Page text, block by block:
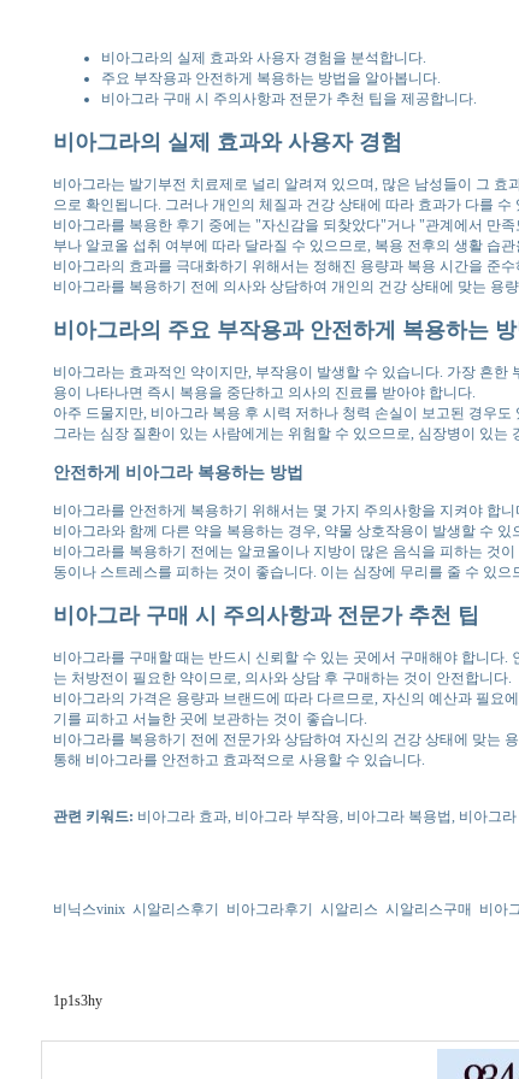
비아그라의 실제 효과와 사용자 경험을 분석합니다.
주요 부작용과 안전하게 복용하는 방법을 알아봅니다.
비아그라 구매 시 주의사항과 전문가 추천 팁을 제공합니다.
비아그라의 실제 효과와 사용자 경험
비아그라는 발기부전 치료제로 널리 알려져 있으며, 많은 남성들이 그
으로 확인됩니다. 그러나 개인의 체질과 건강 상태에 따라 효과가 다를
비아그라를 복용한 후기 중에는 "자신감을 되찾았다"거나 "관계에서 만
부나 알코올 섭취 여부에 따라 달라질 수 있으므로, 복용 전후의 생활 습
비아그라의 효과를 극대화하기 위해서는 정해진 용량과 복용 시간을 준
비아그라를 복용하기 전에 의사와 상담하여 개인의 건강 상태에 맞는 용
비아그라의 주요 부작용과 안전하게 복용하는 방
비아그라는 효과적인 약이지만, 부작용이 발생할 수 있습니다. 가장 흔
용이 나타나면 즉시 복용을 중단하고 의사의 진료를 받아야 합니다.
아주 드물지만, 비아그라 복용 후 시력 저하나 청력 손실이 보고된 경우
그라는 심장 질환이 있는 사람에게는 위험할 수 있으므로, 심장병이 있는
안전하게 비아그라 복용하는 방법
비아그라를 안전하게 복용하기 위해서는 몇 가지 주의사항을 지켜야 합
비아그라와 함께 다른 약을 복용하는 경우, 약물 상호작용이 발생할 수
비아그라를 복용하기 전에는 알코올이나 지방이 많은 음식을 피하는 것
동이나 스트레스를 피하는 것이 좋습니다. 이는 심장에 무리를 줄 수 있
비아그라 구매 시 주의사항과 전문가 추천 팁
비아그라를 구매할 때는 반드시 신뢰할 수 있는 곳에서 구매해야 합니다
는 처방전이 필요한 약이므로, 의사와 상담 후 구매하는 것이 안전합니다.
비아그라의 가격은 용량과 브랜드에 따라 다르므로, 자신의 예산과 필요
기를 피하고 서늘한 곳에 보관하는 것이 좋습니다.
비아그라를 복용하기 전에 전문가와 상담하여 자신의 건강 상태에 맞는
통해 비아그라를 안전하고 효과적으로 사용할 수 있습니다.
관련 키워드: 비아그라 효과, 비아그라 부작용, 비아그라 복용법, 비아그
비닉스vinix 시알리스후기 비아그라후기 시알리스 시알리스구매 비아
1p1s3hy